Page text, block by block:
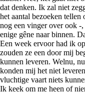
dat denken. Ik zal niet
het aantal bezoeken tellen
nog een vinger over ook -
enige gêne naar binnen.
Een week ervoor had ik
zouden ze een door mij
kunnen leveren. Welnu,
konden mij het niet
vluchtige vaart niets
Ik keek om me heen of